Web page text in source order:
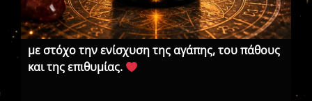
με στόχο την ενίσχυση της αγάπης, του πάθους
και της επιθυμίας.